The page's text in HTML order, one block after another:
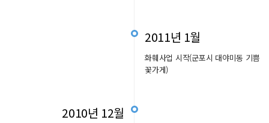
2011년 1월
화훼사업 시작(군포시 대야미동 기쁨
꽃가게)
2010년 12월